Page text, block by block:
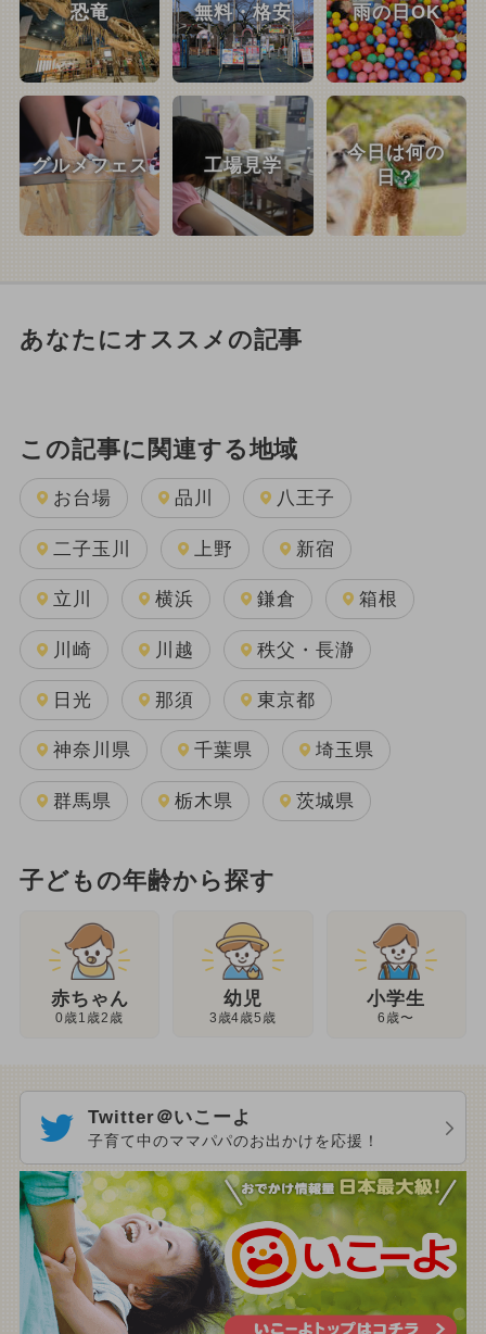
恐竜 無料・格安 雨の日OK
グルメフェス 工場見学
今日は何の
日？
あなたにオススメの記事
この記事に関連する地域
お台場 品川 八王子
二子玉川 上野 新宿
立川 横浜 鎌倉 箱根
川崎 川越 秩父・長瀞
日光 那須 東京都
神奈川県 千葉県 埼玉県
群馬県 栃木県 茨城県
子どもの年齢から探す
赤ちゃん
0歳1歳2歳
幼児
3歳4歳5歳
小学生
6歳〜
Twitter＠いこーよ
子育て中のママパパのお出かけを応援！